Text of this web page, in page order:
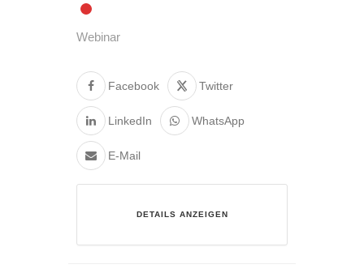
Webinar
Facebook Twitter
LinkedIn WhatsApp
E-Mail
DETAILS ANZEIGEN